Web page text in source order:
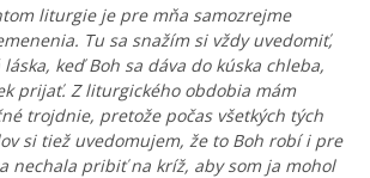
liturgie je pre mňa samozrejme
Tu sa snažím si vždy uvedomiť,
keď Boh sa dáva do kúska chleba,
prijať. Z liturgického obdobia mám
trojdnie, pretože počas všetkých tých
si tiež uvedomujem, že to Boh robí i pre
nechala pribiť na kríž, aby som ja mohol